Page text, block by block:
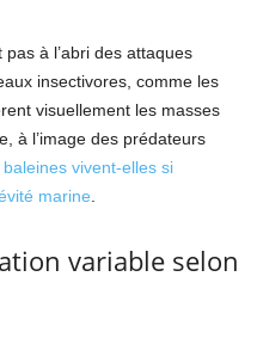
à l’abri des attaques
insectivores, comme les
visuellement les masses
à l’image des prédateurs
vivent-elles si
marine.
variable selon